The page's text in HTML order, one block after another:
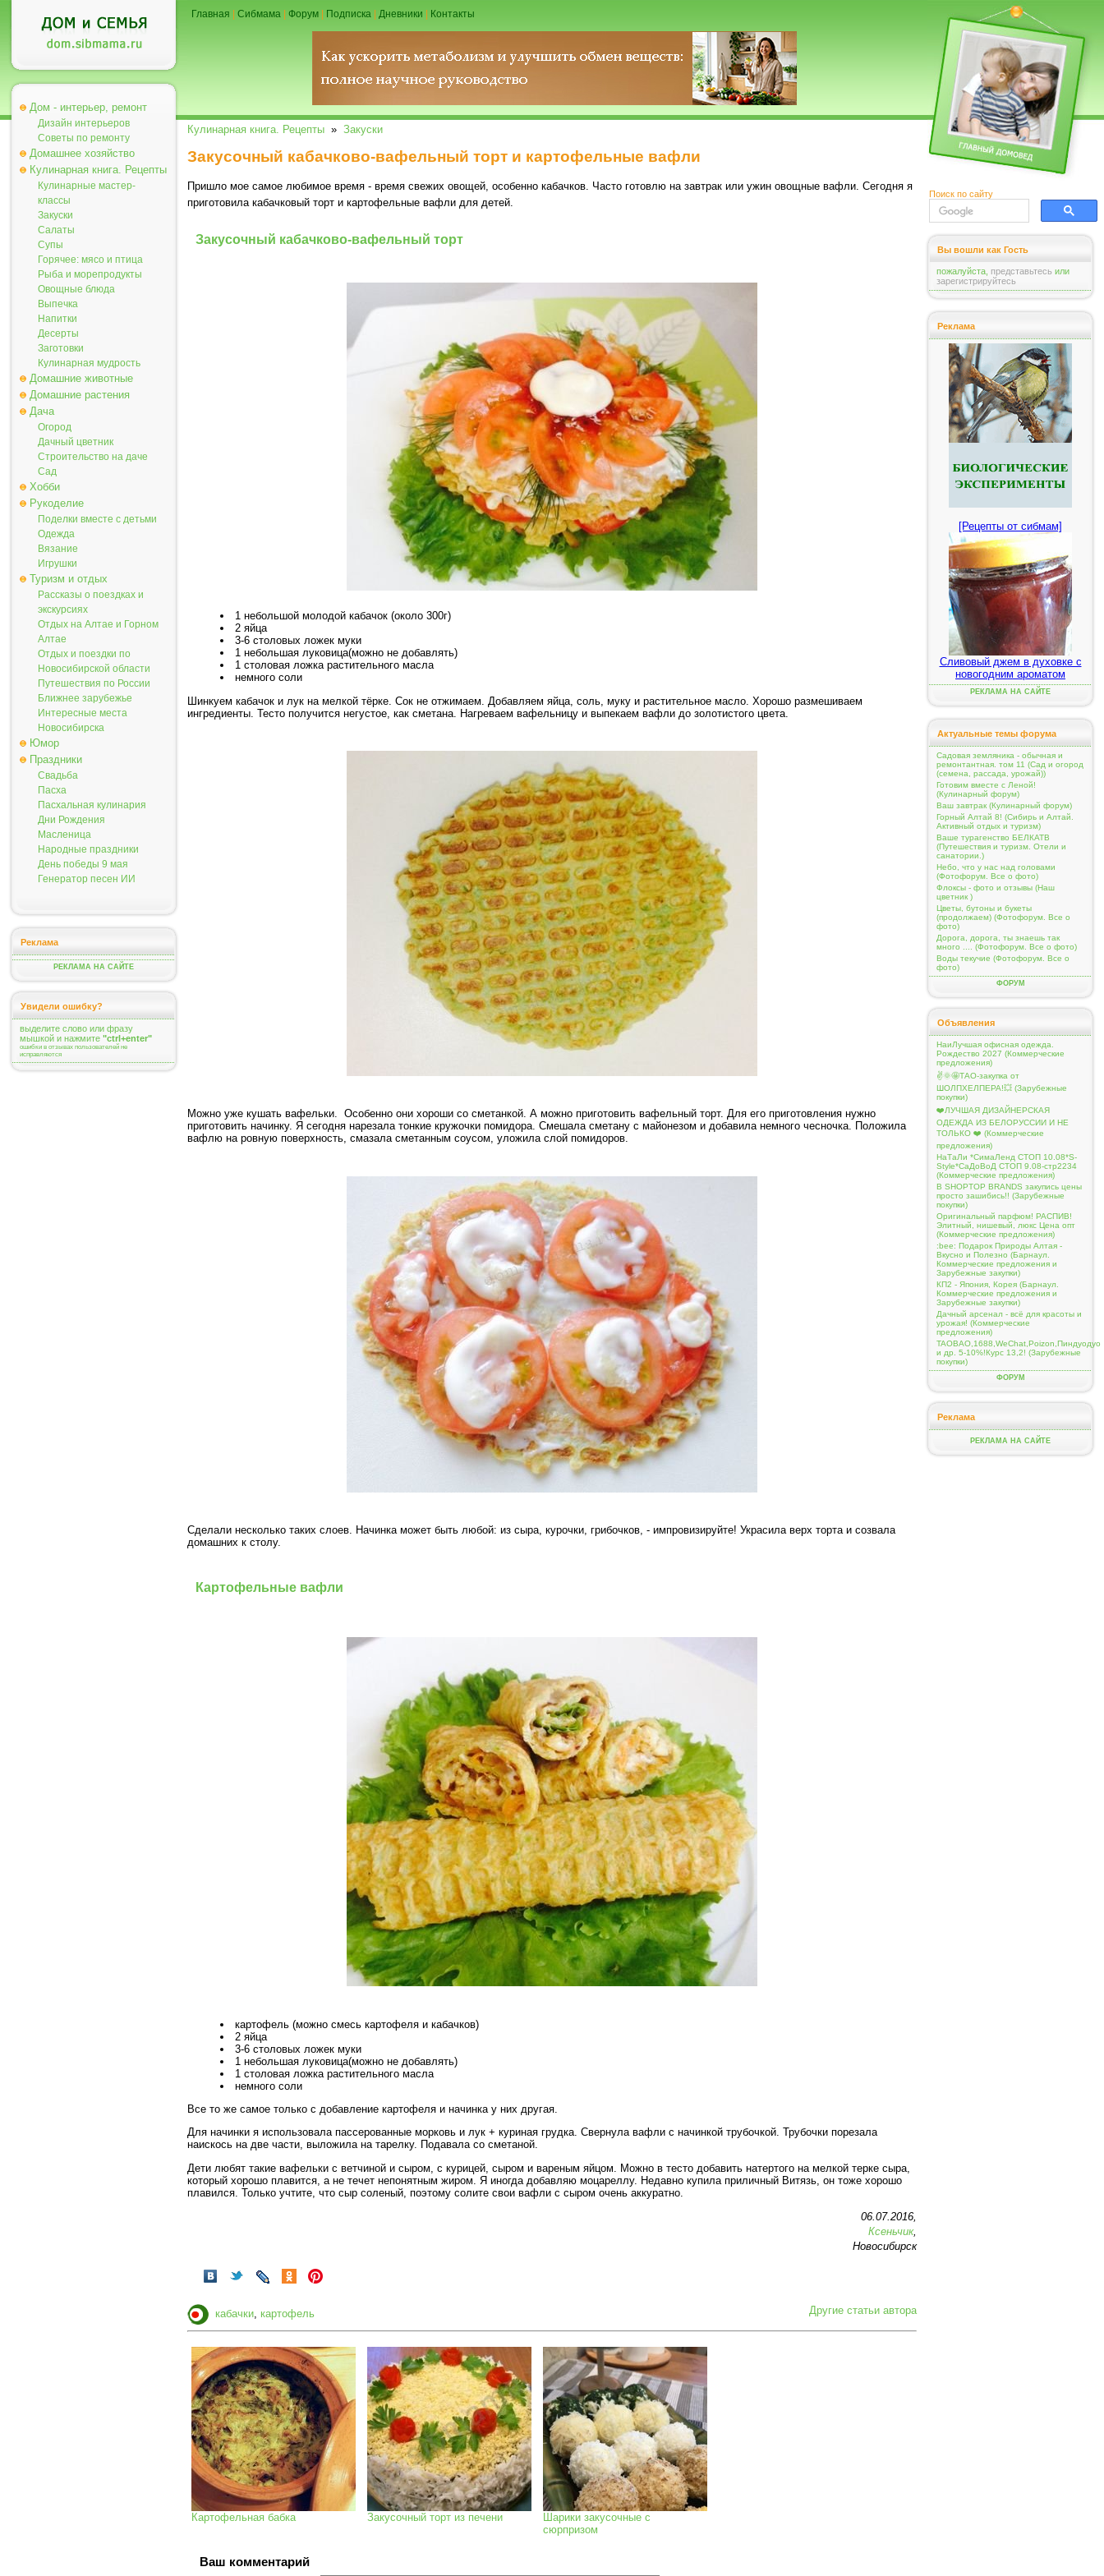
Дом - интерьер, ремонт
Дизайн интерьеров
Советы по ремонту
Домашнее хозяйство
Кулинарная книга. Рецепты
Кулинарные мастер-
классы
Закуски
Салаты
Супы
Горячее: мясо и птица
Рыба и морепродукты
Овощные блюда
Выпечка
Напитки
Десерты
Заготовки
Кулинарная мудрость
Домашние животные
Домашние растения
Дача
Огород
Дачный цветник
Строительство на даче
Сад
Хобби
Рукоделие
Поделки вместе с детьми
Одежда
Вязание
Игрушки
Туризм и отдых
Рассказы о поездках и
экскурсиях
Отдых на Алтае и Горном
Алтае
Отдых и поездки по
Новосибирской области
Путешествия по России
Ближнее зарубежье
Интересные места
Новосибирска
Юмор
Праздники
Свадьба
Пасха
Пасхальная кулинария
Дни Рождения
Масленица
Народные праздники
День победы 9 мая
Генератор песен ИИ
Реклама
РЕКЛАМА НА САЙТЕ
Увидели ошибку?
выделите слово или фразу
мышкой и нажмите "ctrl+enter"
ошибки в отзывах пользователей не
исправляются
Главная Сибмама Форум Подписка Дневники Контакты
Кулинарная книга. Рецепты » Закуски
Закусочный кабачково-вафельный торт и картофельные вафли
Пришло мое самое любимое время - время свежих овощей, особенно кабачков. Часто готовлю на завтрак или ужин овощные вафли. Сегодня я
приготовила кабачковый торт и картофельные вафли для детей.
Закусочный кабачково-вафельный торт
1 небольшой молодой кабачок (около 300г)
2 яйца
3-6 столовых ложек муки
1 небольшая луковица(можно не добавлять)
1 столовая ложка растительного масла
немного соли
Шинкуем кабачок и лук на мелкой тёрке. Сок не отжимаем. Добавляем яйца, соль, муку и растительное масло. Хорошо размешиваем
ингредиенты. Тесто получится негустое, как сметана. Нагреваем вафельницу и выпекаем вафли до золотистого цвета.
Можно уже кушать вафельки. Особенно они хороши со сметанкой. А можно приготовить вафельный торт. Для его приготовления нужно
приготовить начинку. Я сегодня нарезала тонкие кружочки помидора. Смешала сметану с майонезом и добавила немного чесночка. Положила
вафлю на ровную поверхность, смазала сметанным соусом, уложила слой помидоров.
Сделали несколько таких слоев. Начинка может быть любой: из сыра, курочки, грибочков, - импровизируйте! Украсила верх торта и созвала
домашних к столу.
Картофельные вафли
картофель (можно смесь картофеля и кабачков)
2 яйца
3-6 столовых ложек муки
1 небольшая луковица(можно не добавлять)
1 столовая ложка растительного масла
немного соли
Все то же самое только с добавление картофеля и начинка у них другая.
Для начинки я использовала пассерованные морковь и лук + куриная грудка. Свернула вафли с начинкой трубочкой. Трубочки порезала
наискось на две части, выложила на тарелку. Подавала со сметаной.
Дети любят такие вафельки с ветчиной и сыром, с курицей, сыром и вареным яйцом. Можно в тесто добавить натертого на мелкой терке сыра,
который хорошо плавится, а не течет непонятным жиром. Я иногда добавляю моцареллу. Недавно купила приличный Витязь, он тоже хорошо
плавился. Только учтите, что сыр соленый, поэтому солите свои вафли с сыром очень аккуратно.
06.07.2016,
Ксеньчик,
Новосибирск
кабачки, картофель Другие статьи автора
Картофельная бабка Закусочный торт из печени
Шарики закусочные с
сюрпризом
Ваш комментарий
Поиск по сайту
Вы вошли как Гость
пожалуйста, представьтесь или
зарегистрируйтесь
Реклама
[Рецепты от сибмам]
Сливовый джем в духовке с
новогодним ароматом
РЕКЛАМА НА САЙТЕ
Актуальные темы форума
Садовая земляника - обычная и
ремонтантная. том 11 (Сад и огород
(семена, рассада, урожай))
Готовим вместе с Леной!
(Кулинарный форум)
Ваш завтрак (Кулинарный форум)
Горный Алтай 8! (Сибирь и Алтай.
Активный отдых и туризм)
Ваше турагенство БЕЛКАТВ
(Путешествия и туризм. Отели и
санатории.)
Небо, что у нас над головами
(Фотофорум. Все о фото)
Флоксы - фото и отзывы (Наш
цветник )
Цветы, бутоны и букеты
(продолжаем) (Фотофорум. Все о
фото)
Дорога, дорога, ты знаешь так
много .... (Фотофорум. Все о фото)
Воды текучие (Фотофорум. Все о
фото)
ФОРУМ
Объявления
НаиЛучшая офисная одежда.
Рождество 2027 (Коммерческие
предложения)
✌️🌞🤩ТАО-закупка от
ШОЛПХЕЛПЕРА!💥 (Зарубежные
покупки)
❤️ЛУЧШАЯ ДИЗАЙНЕРСКАЯ
ОДЕЖДА ИЗ БЕЛОРУССИИ И НЕ
ТОЛЬКО ❤️ (Коммерческие
предложения)
НаТаЛи *СимаЛенд СТОП 10.08*S-
Style*СаДоВоД СТОП 9.08-стр2234
(Коммерческие предложения)
В SHOPTOP BRANDS закупись цены
просто зашибись!! (Зарубежные
покупки)
Оригинальный парфюм! РАСПИВ!
Элитный, нишевый, люкс Цена опт
(Коммерческие предложения)
:bee: Подарок Природы Алтая -
Вкусно и Полезно (Барнаул.
Коммерческие предложения и
Зарубежные закупки)
КП2 - Япония, Корея (Барнаул.
Коммерческие предложения и
Зарубежные закупки)
Дачный арсенал - всё для красоты и
урожая! (Коммерческие
предложения)
TAOBAO,1688,WeChat,Poizon,Пиндуодуо
и др. 5-10%!Курс 13,2! (Зарубежные
покупки)
ФОРУМ
Реклама
РЕКЛАМА НА САЙТЕ